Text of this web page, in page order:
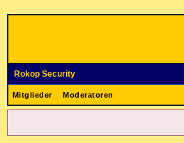
Rokop Security
Mitglieder Moderatoren